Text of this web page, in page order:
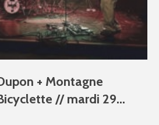
+ Montagne
// mardi 29...